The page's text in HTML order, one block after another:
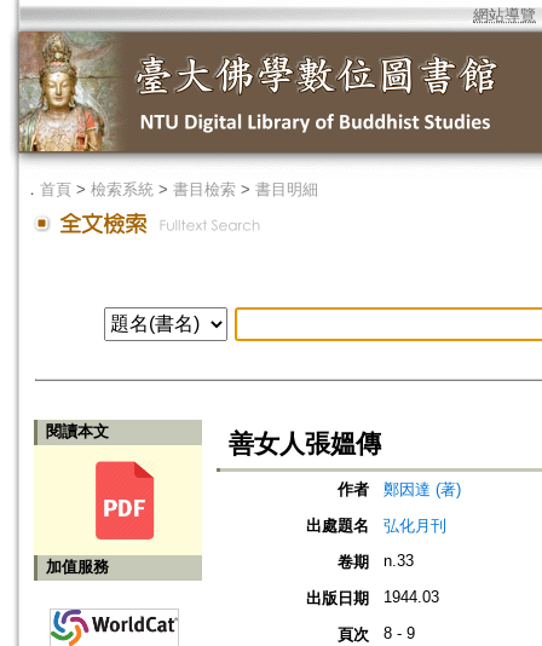
網站導覽
． 首頁 > 檢索系統 > 書目檢索 > 書目明細
閱讀本文
加值服務
善女人張媼傳
作者
鄭因達 (著)
出處題名
弘化月刊
卷期
n.33
出版日期 1944.03
頁次 8 - 9